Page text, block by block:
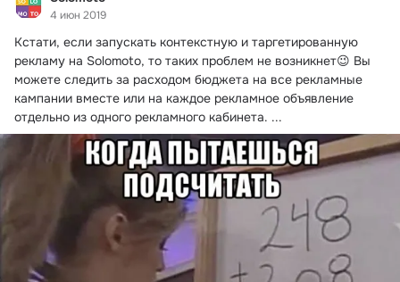
4 июн 2019
Кстати, если запускать контекстную и таргетированную
рекламу на Solomoto, то таких проблем не возникнет😉 Вы
можете следить за расходом бюджета на все рекламные
кампании вместе или на каждое рекламное объявление
отдельно из одного рекламного кабинета. ...